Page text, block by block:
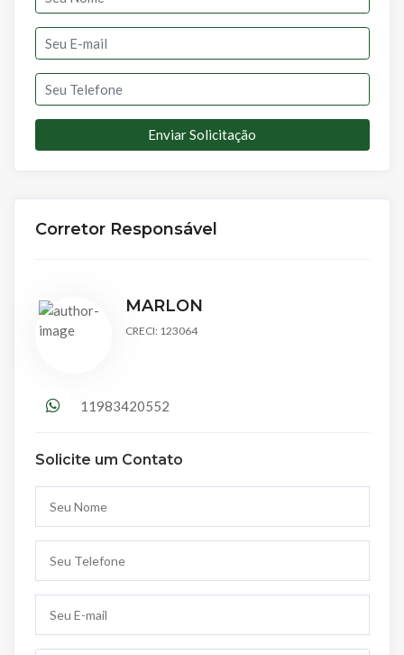
Enviar Solicitação
Corretor Responsável
MARLON
CRECI: 123064
11983420552
Solicite um Contato